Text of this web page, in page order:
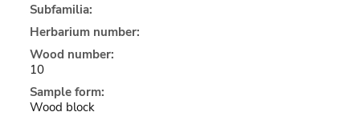
Subfamilia:
Herbarium number:
Wood number:
10
Sample form:
Wood block